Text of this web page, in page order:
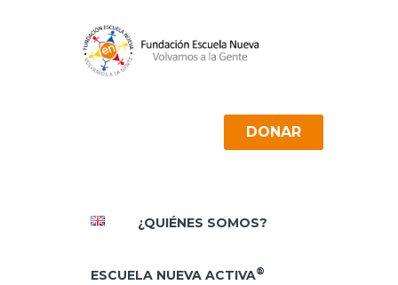
DONAR
¿QUIÉNES SOMOS?
ESCUELA NUEVA ACTIVA®